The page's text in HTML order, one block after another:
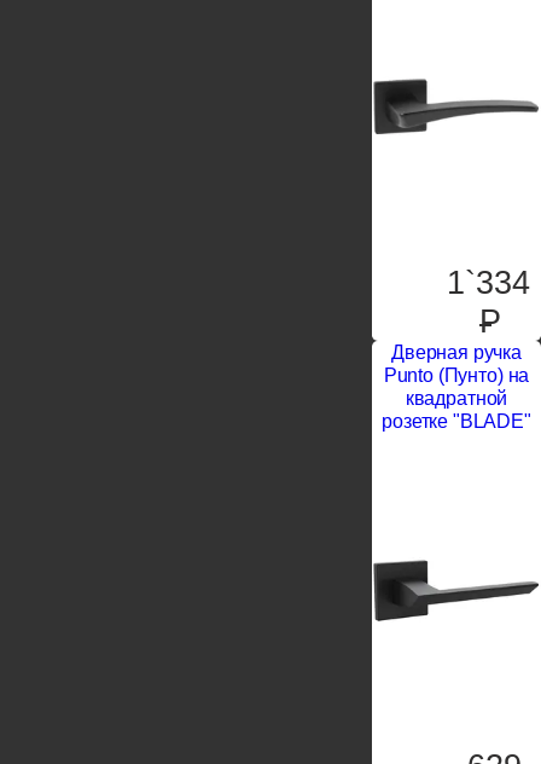
1`334
P
Дверная ручка
Punto (Пунто) на
квадратной
розетке "BLADE"